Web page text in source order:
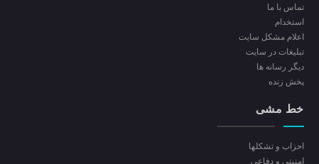
تماس با ما
استخدام
اعلام مشکل سایت
تبلیغات در سایت
ديگر رسانه ها
پخش زنده
خط مشی
احزاب و تشکلها
امنیتی و دفاعی